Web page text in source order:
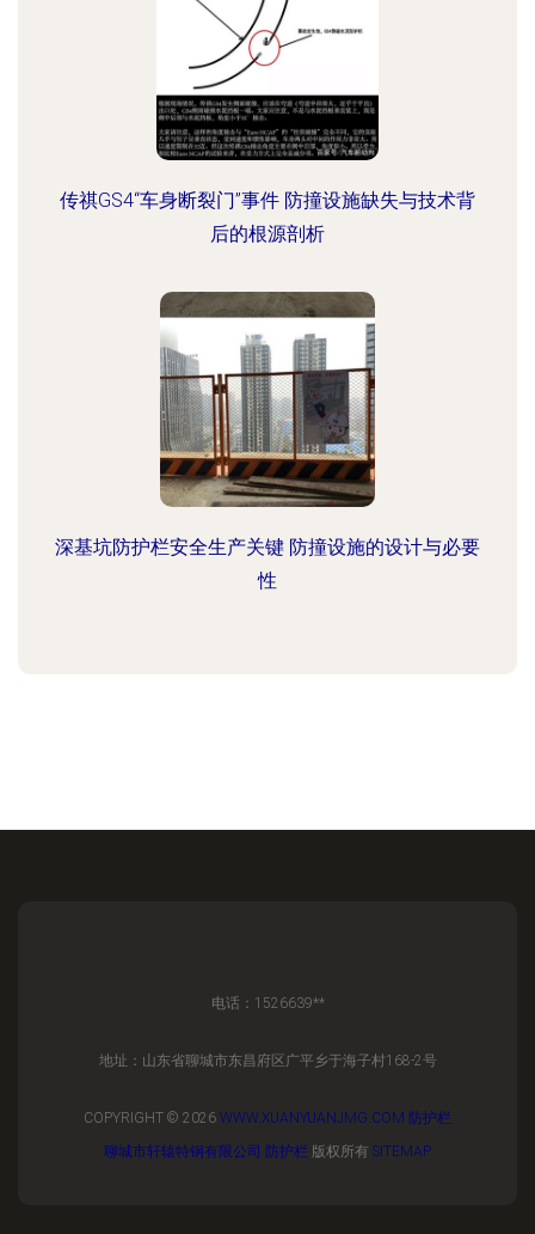
传祺GS4“车身断裂门”事件 防撞设施缺失与技术背
后的根源剖析
深基坑防护栏安全生产关键 防撞设施的设计与必要
性
电话：1526639**
地址：山东省聊城市东昌府区广平乡于海子村168-2号
COPYRIGHT © 2026 WWW.XUANYUANJMG.COM 防护栏
聊城市轩辕特钢有限公司 防护栏 版权所有 SITEMAP